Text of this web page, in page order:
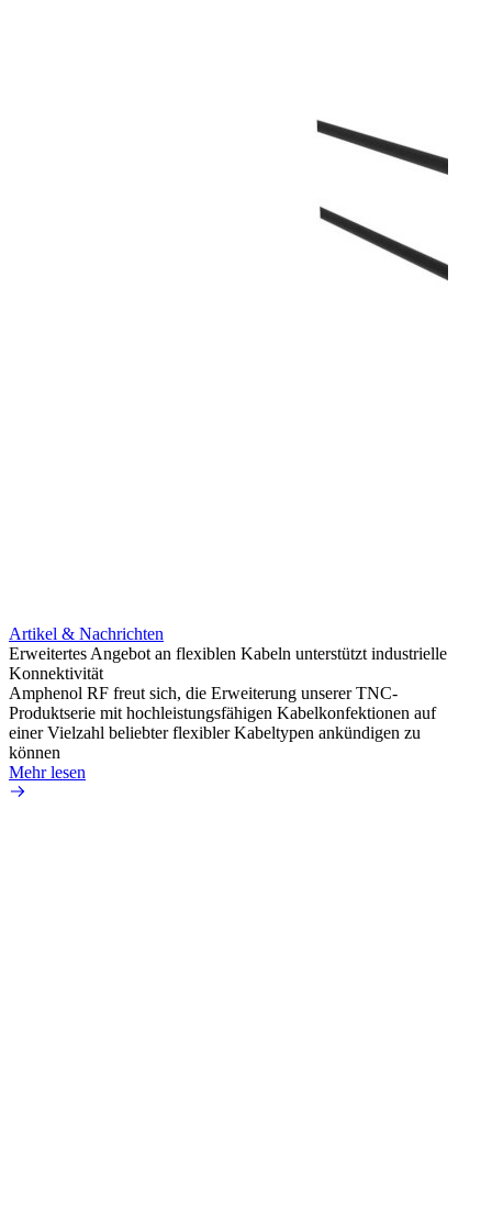
Artikel & Nachrichten
Erweitertes Angebot an flexiblen Kabeln unterstützt industrielle
Konnektivität
Amphenol RF freut sich, die Erweiterung unserer TNC-
Produktserie mit hochleistungsfähigen Kabelkonfektionen auf
einer Vielzahl beliebter flexibler Kabeltypen ankündigen zu
können
Mehr lesen